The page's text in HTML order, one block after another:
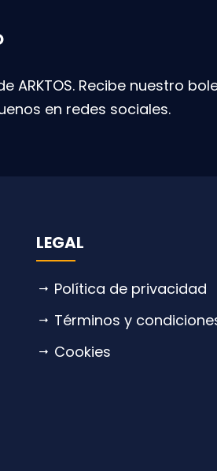
ARKTOS. Recibe nuestro
en redes sociales.
LEGAL
Política de privacidad
Términos y
Cookies